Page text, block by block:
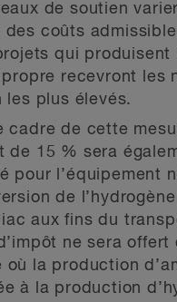
de soutien
des coûts
qui produisent
propre recevront les
les plus élevés.
cadre de cette
de 15 % sera
pour l’équipement
de
aux fins du
ne sera offert
où la production
à la production